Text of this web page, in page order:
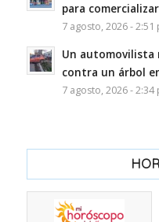
para
7 agosto, 2026 - 2:51
Un
contra un árbol
7 agosto, 2026 - 2:34